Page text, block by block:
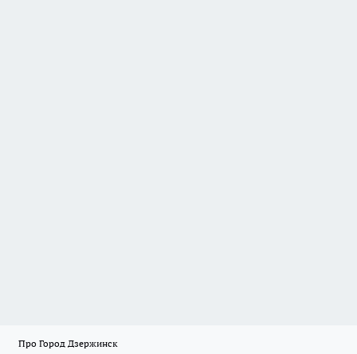
Про Город Дзержинск